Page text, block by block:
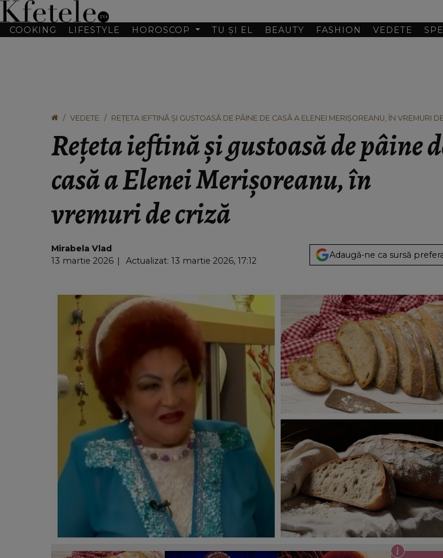
COOKING LIFESTYLE HOROSCOP TU ȘI EL BEAUTY FASHION VEDETE
VEDETE REȚETA IEFTINĂ ȘI GUSTOASĂ DE PÂINE DE CASĂ A ELENEI MERIȘOREANU, ÎN VREMURI
Rețeta ieftină și gustoasă de pâine
casă a Elenei Merișoreanu, în
vremuri de criză
Mirabela Vlad
13 martie 2026
Actualizat: 13 martie 2026, 17:12
Adaugă-ne ca sursă